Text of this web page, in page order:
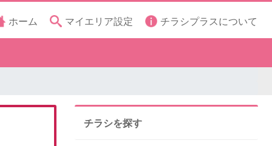
ホーム マイエリア設定 チラシプラスについて
チラシを探す